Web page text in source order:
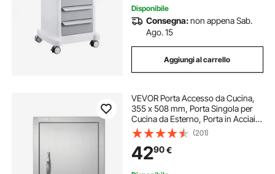
Disponibile
Consegna:non appena Sab.
Ago. 15
Aggiungi al carrello
VEVOR Porta Accesso da Cucina,
355 x 508 mm, Porta Singola per
Cucina da Esterno, Porta in Acciaio
Inox con Montaggio a Incasso,
Isola Cucina, Stazione Cucina,
Mobile da Esterno
(201)
4290€